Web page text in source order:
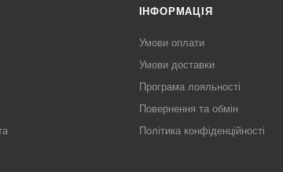
ІНФОРМАЦІЯ
Умови оплати
Умови доставки
Програма лояльності
Повернення та обмін
Політика конфіденційності